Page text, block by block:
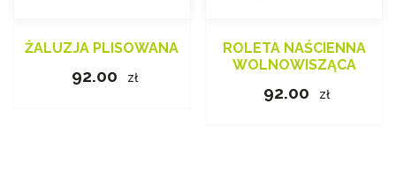
ŻALUZJA PLISOWANA
92.00 zł
ROLETA NAŚCIENNA
WOLNOWISZĄCA
92.00 zł